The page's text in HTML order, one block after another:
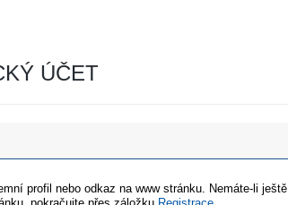
ÚČET
profil nebo odkaz na www stránku. Nemáte-li ještě